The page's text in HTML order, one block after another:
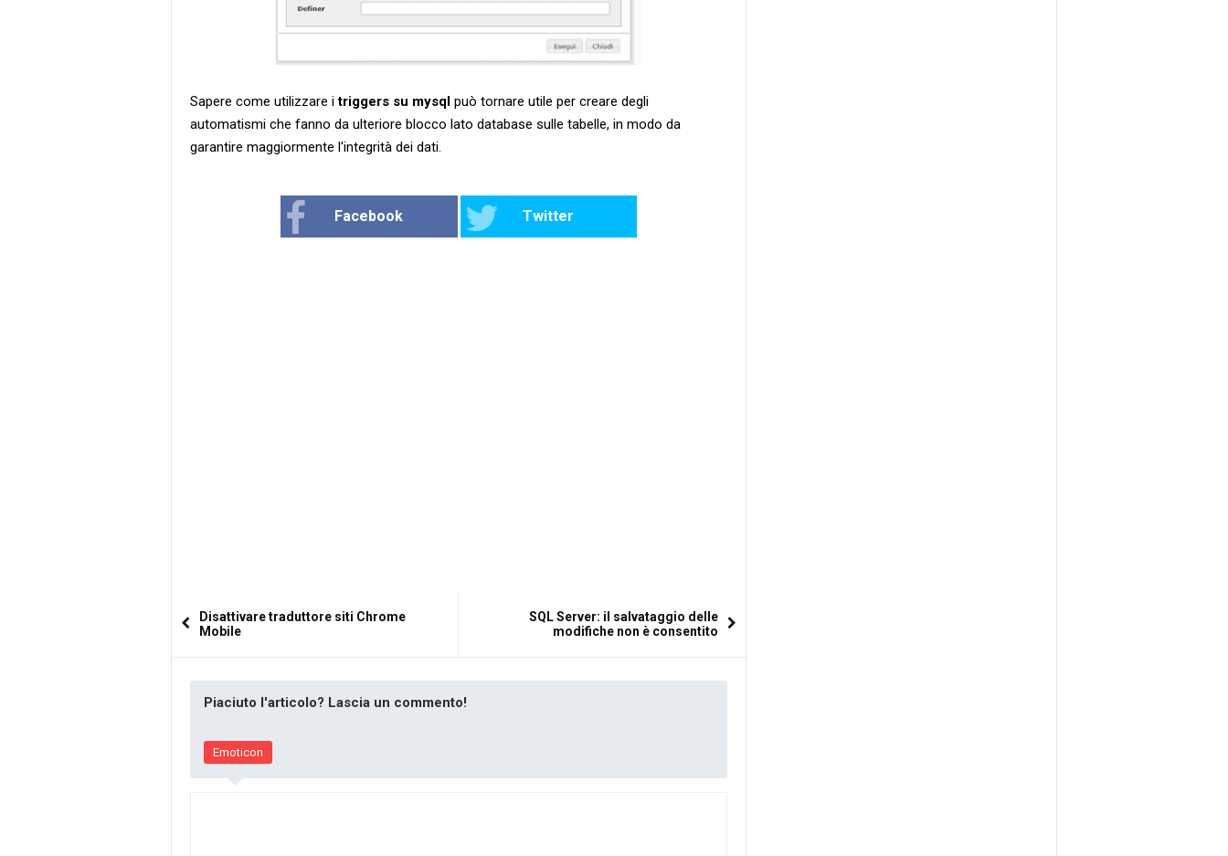
Sapere come utilizzare itriggers su mysql può tornare utile per creare degli
automatismi che fanno da ulteriore blocco lato database sulle tabelle, in modo da
garantire maggiormente l'integrità dei dati.
Facebook Twitter
Disattivare traduttore siti Chrome
Mobile
SQL Server: il salvataggio delle
modifiche non è consentito
Piaciuto l'articolo? Lascia un commento!
Emoticon